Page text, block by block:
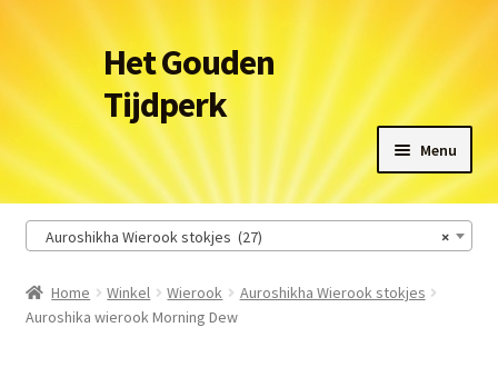
naar
navigatie
de
inhoud
Het Gouden
Tijdperk
Menu
Winkel
Het Gouden Tijdperk
×
Auroshikha Wierook stokjes (27)
Home Winkel Wierook
Auroshikha Wierook stokjes
Auroshika wierook Morning Dew